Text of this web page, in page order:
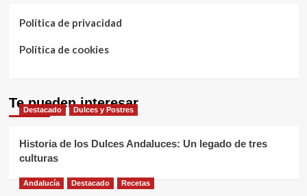
Política de privacidad
Política de cookies
Te pueden interesar
Destacado Dulces y Postres
Historia de los Dulces Andaluces: Un legado de tres
culturas
Andalucía Destacado Recetas